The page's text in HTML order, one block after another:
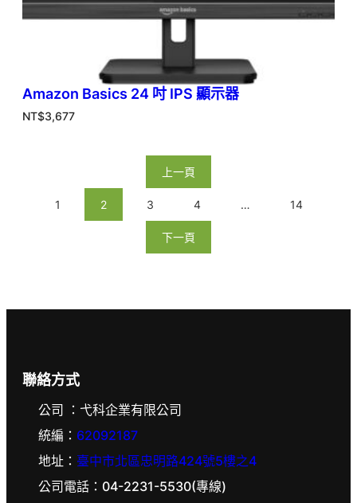
Amazon Basics 24 吋 IPS 顯示器
NT$3,677
上一頁
1 2 3 4 … 14
下一頁
聯絡方式
公司 ：弋科企業有限公司
統編： 62092187
地址： 臺中市北區忠明路424號5樓之4
公司電話：04-2231-5530(專線)